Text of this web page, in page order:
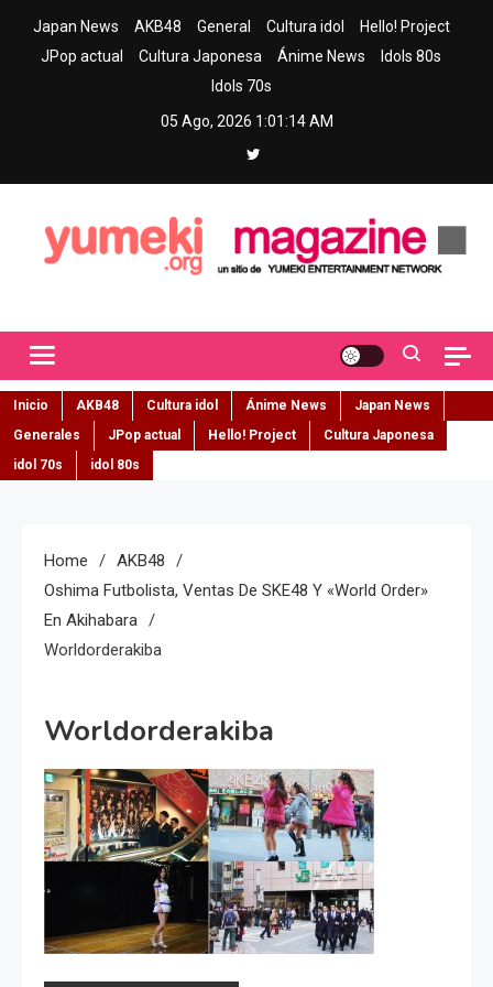
Japan News AKB48 General Cultura idol
Hello! Project
JPop actual
Cultura Japonesa Ánime News
Idols 80s
Idols 70s
05 Ago, 2026 1:01:15 AM
Inicio AKB48 Cultura idol Ánime News
Japan News
Generales
JPop actual Hello! Project
Cultura Japonesa
idol 70s
idol 80s
Home
AKB48
Oshima Futbolista, Ventas De SKE48 Y «World Order»
En Akihabara
Worldorderakiba
Worldorderakiba